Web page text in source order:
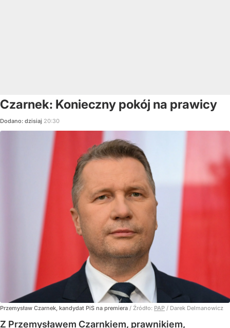
Czarnek: Konieczny pokój na prawicy
Dodano: dzisiaj 20:30
Przemysław Czarnek, kandydat PiS na premiera / Źródło: PAP / Darek Delmanowicz
Z Przemysławem Czarnkiem, prawnikiem,